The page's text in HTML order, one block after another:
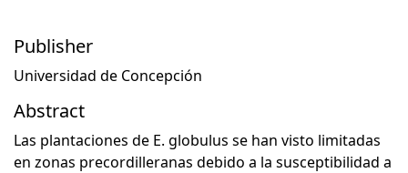
Publisher
Universidad de Concepción
Abstract
Las plantaciones de E. globulus se han visto limitadas
en zonas precordilleranas debido a la susceptibilidad a